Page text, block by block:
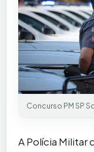
Concurso PM SP
A Polícia Militar